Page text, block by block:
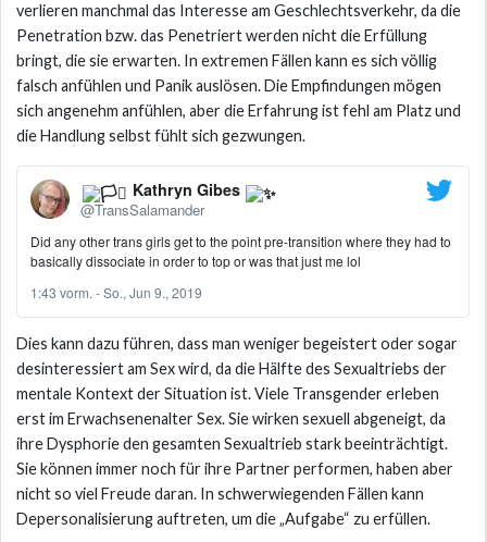
verlieren manchmal das Interesse am Geschlechtsverkehr, da die
Penetration bzw. das Penetriert werden nicht die Erfüllung
bringt, die sie erwarten. In extremen Fällen kann es sich völlig
falsch anfühlen und Panik auslösen. Die Empfindungen mögen
sich angenehm anfühlen, aber die Erfahrung ist fehl am Platz und
die Handlung selbst fühlt sich gezwungen.
Kathryn Gibes
@TransSalamander
Did any other trans girls get to the point pre-transition where they had to
basically dissociate in order to top or was that just me lol
1:43 vorm. - So., Jun 9., 2019
Dies kann dazu führen, dass man weniger begeistert oder sogar
desinteressiert am Sex wird, da die Hälfte des Sexualtriebs der
mentale Kontext der Situation ist. Viele Transgender erleben
erst im Erwachsenenalter Sex. Sie wirken sexuell abgeneigt, da
ihre Dysphorie den gesamten Sexualtrieb stark beeinträchtigt.
Sie können immer noch für ihre Partner performen, haben aber
nicht so viel Freude daran. In schwerwiegenden Fällen kann
Depersonalisierung auftreten, um die „Aufgabe“ zu erfüllen.